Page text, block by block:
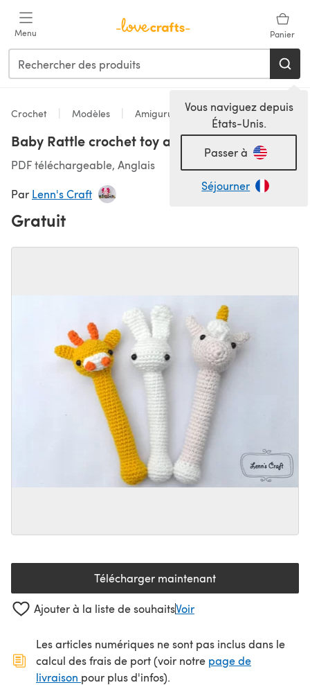
Menu Panier
Vous naviguez depuis
États-Unis.
Passer à
Séjourner
Crochet Modèles Amigurumi
Baby Rattle crochet toy amigurumi pattern
PDF téléchargeable, Anglais
Par Lenn's Craft
Gratuit
Télécharger maintenant(s'ouvre dans un nouvel
Ajouter à la liste de souhaitsVoir
Les articles numériques ne sont pas inclus dans le
calcul des frais de port (voir notre page de
livraison (s'ouvre dans un nouvel onglet)
pour plus d'infos).